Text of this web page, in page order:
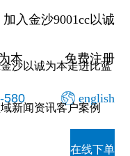
加入金沙9001cc以诚
本 免费注册
580 english
金沙以诚为本走进比蓝
新闻资讯客户案例
在线下单